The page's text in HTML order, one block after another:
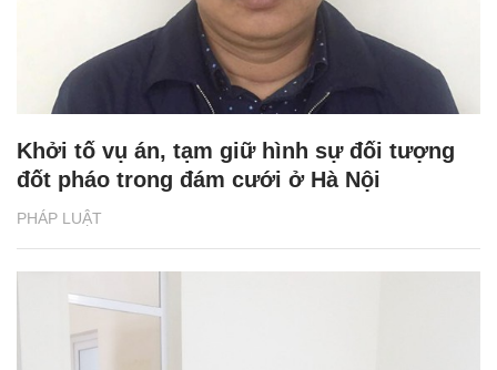
PHÁP LUẬT
Khởi tố vụ án, tạm giữ hình sự đối tượng
đốt pháo trong đám cưới ở Hà Nội